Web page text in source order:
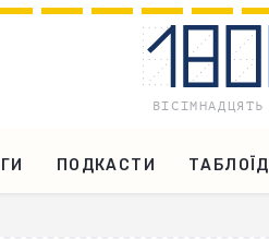
ПОДКАСТИ ТАБЛОЇД